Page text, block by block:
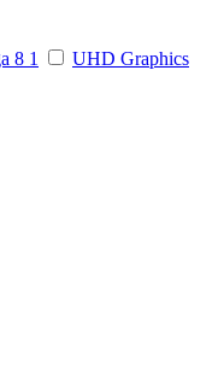
8 1
UHD Graphics